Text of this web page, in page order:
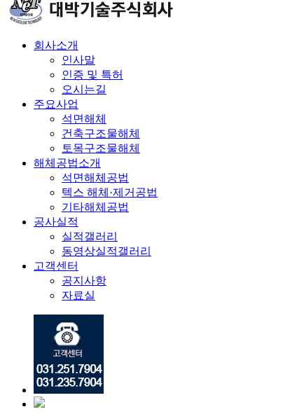
회사소개
인사말
인증 및 특허
오시는길
주요사업
석면해체
건축구조물해체
토목구조물해체
해체공법소개
석면해체공법
텍스 해체·제거공법
기타해체공법
공사실적
실적갤러리
동영상실적갤러리
고객센터
공지사항
자료실